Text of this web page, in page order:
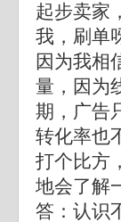
起步卖家
我，刷单
因为我相
量，因为
期，广告
转化率也
打个比方
地会了解
答：认识